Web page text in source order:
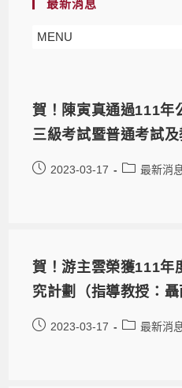
最新消息
MENU
賀！陳寅真通過111年
三級考試暨普通考試
2023-03-17 最新消
賀！游主雲榮獲111年
究計劃（指導教授：聶
2023-03-17 最新消